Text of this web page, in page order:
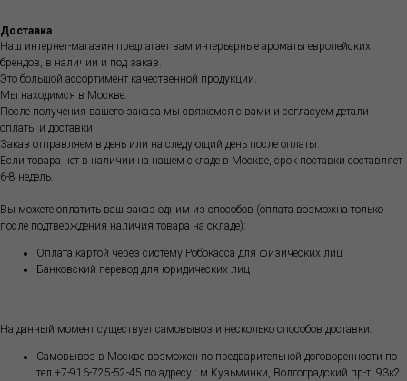
Доставка
Наш интернет-магазин предлагает вам интерьерные ароматы европейских
брендов, в наличии и под заказ.
Это большой ассортимент качественной продукции.
Мы находимся в Москве.
После получения вашего заказа мы свяжемся с вами и согласуем детали
оплаты и доставки.
Заказ отправляем в день или на следующий день после оплаты.
Если товара нет в наличии на нашем складе в Москве, срок поставки составляет
6-8 недель.
Вы можете оплатить ваш заказ одним из способов (оплата возможна только
после подтверждения наличия товара на складе):
Оплата картой через систему Робокасса для физических лиц
Банковский перевод для юридических лиц
На данный момент существует самовывоз и несколько способов доставки:
Самовывоз в Москве возможен по предварительной договоренности по
тел.+7-916-725-52-45 по адресу : м.Кузьминки, Волгоградский пр-т, 93к2.